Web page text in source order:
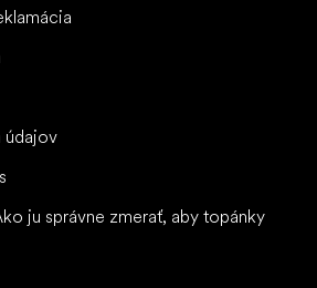
údajov
ju správne zmerať, aby topánky